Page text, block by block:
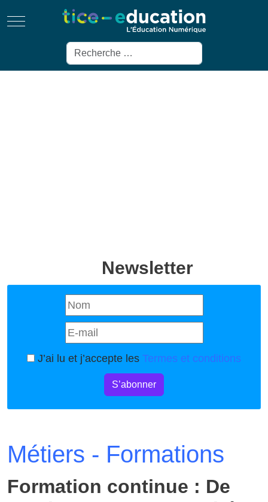
Mobile Menu Toggle
Rechercher
Newsletter
J’ai lu et j’accepte les Termes et conditions
S’abonner
Métiers - Formations
Formation continue : De